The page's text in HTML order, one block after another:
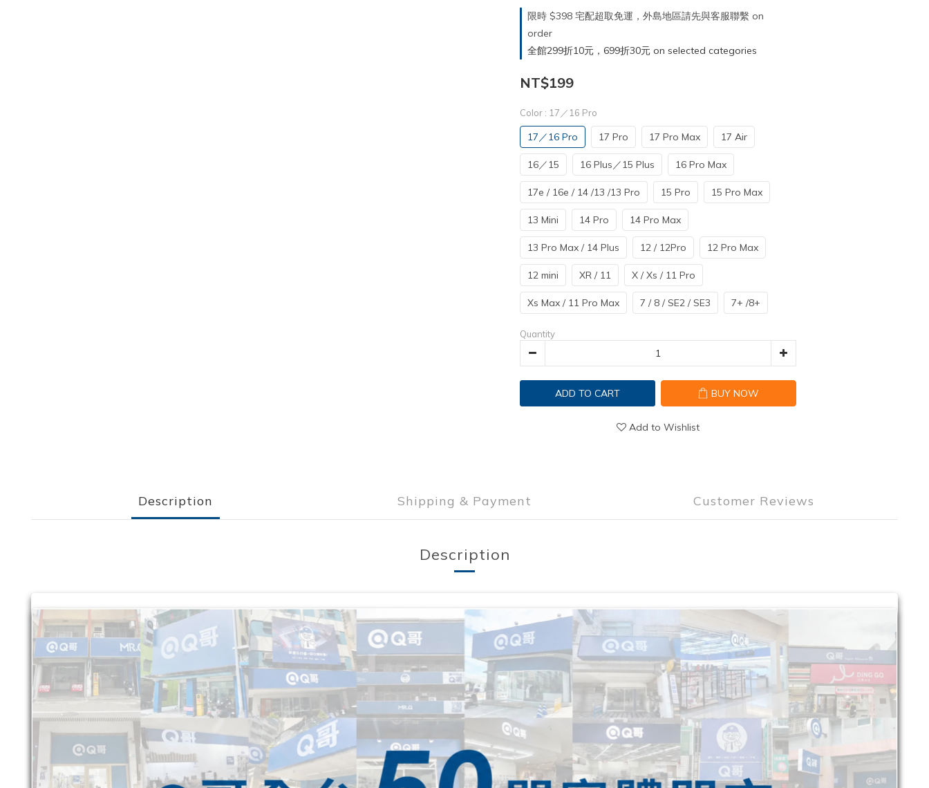
限時 $398 宅配超取免運，外島地區請先與客服聯繫 on
order
全館299折10元，699折30元 on selected categories
NT$199
Color : 17／16 Pro
17／16 Pro 17 Pro 17 Pro Max 17 Air
16／15 16 Plus／15 Plus 16 Pro Max
17e / 16e / 14 /13 /13 Pro 15 Pro 15 Pro Max
13 Mini 14 Pro 14 Pro Max
13 Pro Max / 14 Plus 12 / 12Pro 12 Pro Max
12 mini XR / 11 X / Xs / 11 Pro
Xs Max / 11 Pro Max 7 / 8 / SE2 / SE3 7+ /8+
Quantity
ADD TO CART BUY NOW
Add to Wishlist
Description Shipping & Payment Customer Reviews
Description